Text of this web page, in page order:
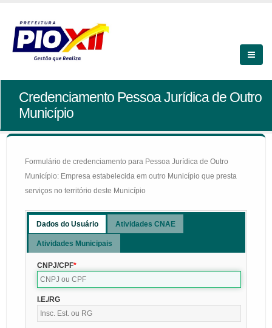
Credenciamento Pessoa Jurídica de Outro
Município
Formulário de credenciamento para Pessoa Jurídica de Outro
Município: Empresa estabelecida em outro Município que presta
serviços no território deste Município
Dados do Usuário Atividades CNAE
Atividades Municipais
CNPJ/CPF
I.E./RG